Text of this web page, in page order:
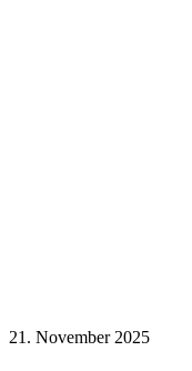
21. November 2025